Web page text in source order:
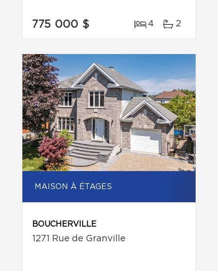
775 000 $ 4 2
MAISON À ÉTAGES
BOUCHERVILLE
1271 Rue de Granville